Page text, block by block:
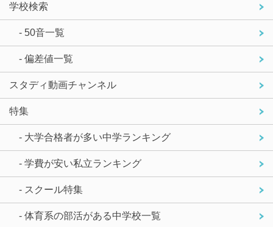
学校検索
- 50音一覧
- 偏差値一覧
スタディ動画チャンネル
特集
- 大学合格者が多い中学ランキング
- 学費が安い私立ランキング
- スクール特集
- 体育系の部活がある中学校一覧